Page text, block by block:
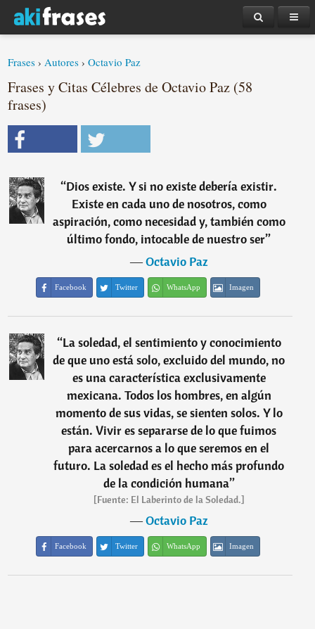
Frases ›Autores ›Octavio Paz
Frases y Citas Célebres de Octavio Paz (58
frases)
“Dios existe. Y si no existe debería existir.
Existe en cada uno de nosotros, como
aspiración, como necesidad y, también como
último fondo, intocable de nuestro ser”
―Octavio Paz
Facebook Twitter WhatsApp Imagen
“La soledad, el sentimiento y conocimiento
de que uno está solo, excluido del mundo, no
es una característica exclusivamente
mexicana. Todos los hombres, en algún
momento de sus vidas, se sienten solos. Y lo
están. Vivir es separarse de lo que fuimos
para acercarnos a lo que seremos en el
futuro. La soledad es el hecho más profundo
de la condición humana”
[Fuente: El Laberinto de la Soledad.]
―Octavio Paz
Facebook Twitter WhatsApp Imagen